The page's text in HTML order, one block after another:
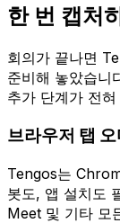
한 번 캡처
회의가 끝나면
준비해 놓았습니
추가 단계가 전
브라우저 탭 오
Tengos는
봇도, 앱 설치도
Meet 및 기타 모